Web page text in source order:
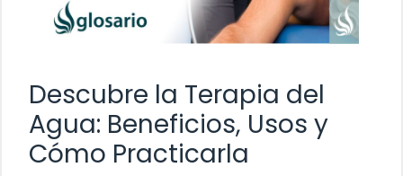
Descubre la Terapia del
Agua: Beneficios, Usos y
Cómo Practicarla